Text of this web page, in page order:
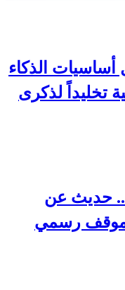
أساسيات الذكاء
تخليداً لذكرى
حديث عن
رسمي